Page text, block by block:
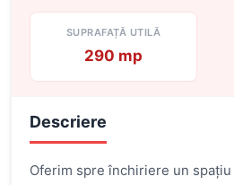
SUPRAFAȚĂ UTILĂ
290 mp
Descriere
Oferim spre închiriere un spațiu